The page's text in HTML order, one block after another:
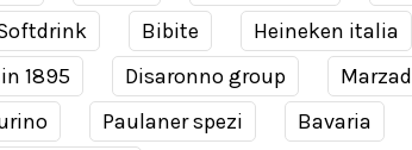
Bibite Heineken italia
1895 Disaronno group
Paulaner spezi
Bavaria